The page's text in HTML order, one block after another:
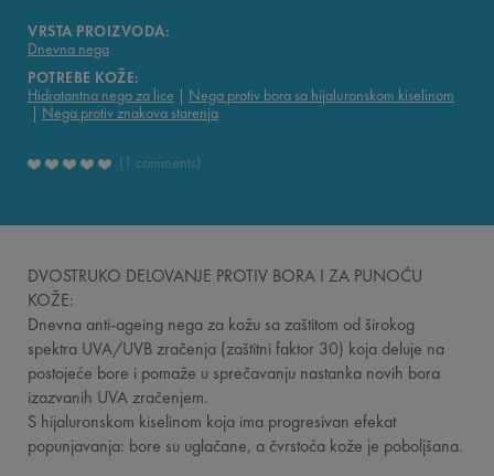
VRSTA PROIZVODA:
Dnevna nega
POTREBE KOŽE:
Hidratantna nega za lice
Nega protiv bora sa hijaluronskom kiselinom
Nega protiv znakova starenja
1 comments
DVOSTRUKO DELOVANJE PROTIV BORA I ZA PUNOĆU
KOŽE:
Dnevna anti-ageing nega za kožu sa zaštitom od širokog
spektra UVA/UVB zračenja (zaštitni faktor 30) koja deluje na
postojeće bore i pomaže u sprečavanju nastanka novih bora
izazvanih UVA zračenjem.
S hijaluronskom kiselinom koja ima progresivan efekat
popunjavanja: bore su uglačane, a čvrstoća kože je poboljšana.